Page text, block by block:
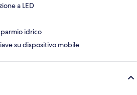
a LED
idrico
su dispositivo mobile